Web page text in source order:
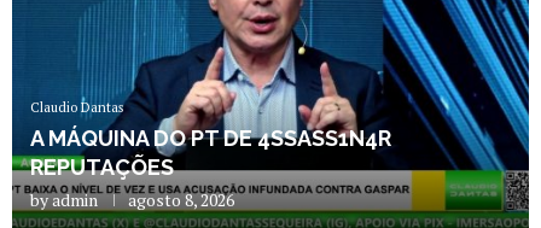
Claudio Dantas
A MÁQUINA DO PT DE 4SSASS1N4R
REPUTAÇÕES
byadmin agosto 8, 2026